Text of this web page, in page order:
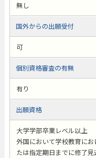
無し
国外からの出願受付
可
個別資格審査の有無
有り
出願資格
大学学部卒業レベル以上
外国において学校教育に
たは指定期日までに修了